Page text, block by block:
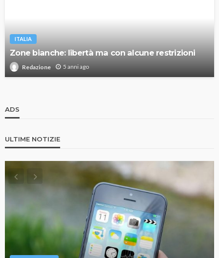
ITALIA
Zone bianche: libertà ma con alcune restrizioni
Redazione 5 anni ago
ADS
ULTIME NOTIZIE